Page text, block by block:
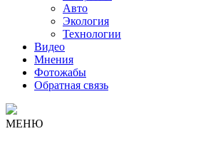
Авто
Экология
Технологии
Видео
Мнения
Фотожабы
Обратная связь
МЕНЮ